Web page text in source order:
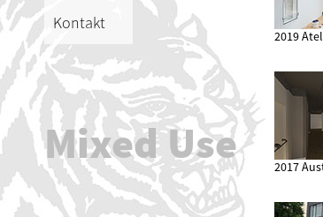
Mixed Use
Kontakt
2019
2017